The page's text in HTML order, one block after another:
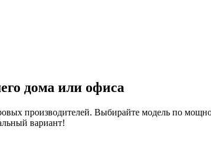
дома или офиса
производителей. Выбирайте модель по
вариант!